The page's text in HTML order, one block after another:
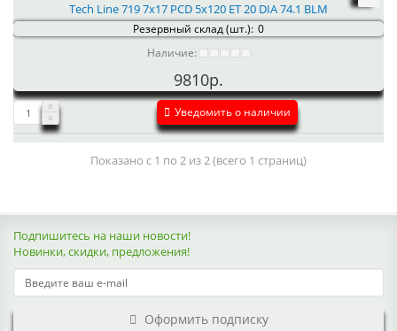
Tech Line 719 7x17 PCD 5x120 ET 20 DIA 74.1 BLM
Резервный склад (шт.): 0
Наличие:
9810р.
Уведомить о наличии
Показано с 1 по 2 из 2 (всего 1 страниц)
Подпишитесь на наши новости!
Новинки, скидки, предложения!
Оформить подписку